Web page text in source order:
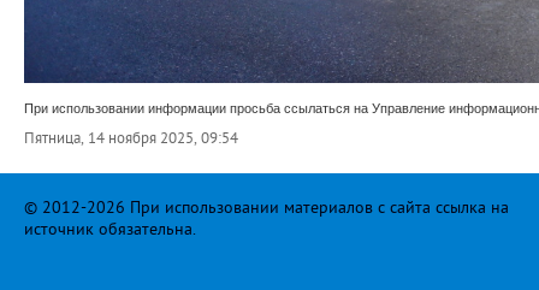
При использовании информации просьба ссылаться на Управление
Пятница, 14 ноября 2025, 09:54
© 2012-2026 При использовании материалов с сайта ссылка на
источник обязательна.